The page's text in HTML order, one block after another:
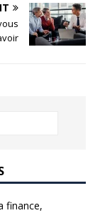
finance,